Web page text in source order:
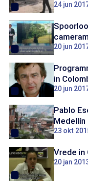
24 jun
20 jun
in
20 jun
Pablo
Medellín
23 okt
Vrede in
20 jan